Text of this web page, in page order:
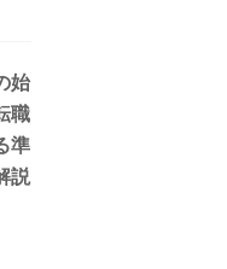
始
職
準
説